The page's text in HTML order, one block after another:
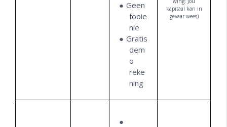
Geen
fooie
nie
Gratis
dem
o
reke
ning
kapitaal kan in
gevaar wees)